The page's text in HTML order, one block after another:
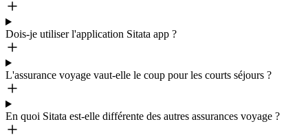
Dois-je utiliser l'application Sitata app ?
L'assurance voyage vaut-elle le coup pour les courts séjours ?
En quoi Sitata est-elle différente des autres assurances voyage ?